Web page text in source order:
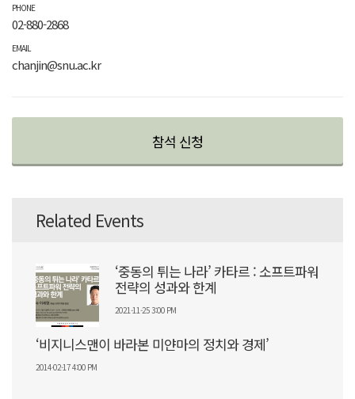
PHONE
02-880-2868
EMAIL
chanjin@snu.ac.kr
참석 신청
Related Events
‘중동의 튀는 나라’ 카타르 : 소프트파워
전략의 성과와 한계
2021-11-25 3:00 PM
‘비지니스맨이 바라본 미얀마의 정치와 경제’
2014-02-17 4:00 PM